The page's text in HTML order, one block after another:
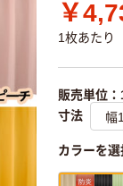
￥
1枚あたり
販売単位：
寸法
カラーを選